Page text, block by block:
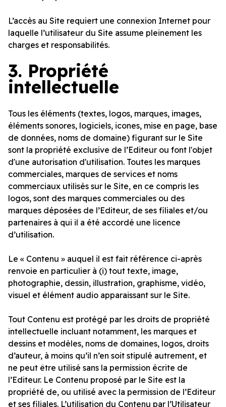
L’accès au Site requiert une connexion Internet pour
laquelle l’utilisateur du Site assume pleinement les
charges et responsabilités.
3. Propriété
intellectuelle
Tous les éléments (textes, logos, marques, images,
éléments sonores, logiciels, icones, mise en page, base
de données, noms de domaine) figurant sur le Site
sont la propriété exclusive de l’Editeur ou font l'objet
d'une autorisation d'utilisation. Toutes les marques
commerciales, marques de services et noms
commerciaux utilisés sur le Site, en ce compris les
logos, sont des marques commerciales ou des
marques déposées de l’Editeur, de ses filiales et/ou
partenaires à qui il a été accordé une licence
d’utilisation.
Le « Contenu » auquel il est fait référence ci-après
renvoie en particulier à (i) tout texte, image,
photographie, dessin, illustration, graphisme, vidéo,
visuel et élément audio apparaissant sur le Site.
Tout Contenu est protégé par les droits de propriété
intellectuelle incluant notamment, les marques et
dessins et modèles, noms de domaines, logos, droits
d’auteur, à moins qu’il n’en soit stipulé autrement, et
ne peut être utilisé sans la permission écrite de
l’Editeur. Le Contenu proposé par le Site est la
propriété de, ou utilisé avec la permission de l’Editeur
et ses filiales. L’utilisation du Contenu par l’Utilisateur